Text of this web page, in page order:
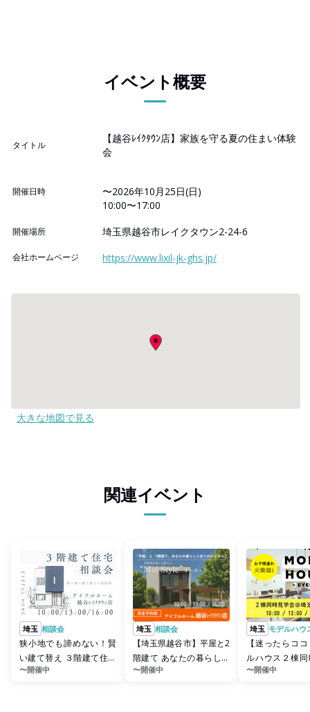
イベント概要
タイトル
【越谷ﾚｲｸﾀｳﾝ店】家族を守る夏の住まい体験
会
開催日時
〜2026年10月25日(日)
10:00〜17:00
開催場所 埼玉県越谷市レイクタウン2-24-6
会社ホームページ https://www.lixil-jk-ghs.jp/
大きな地図で見る
関連イベント
埼玉 相談会
狭小地でも諦めない！賢
い建て替え ３階建て住宅
住まい心地体感会
〜開催中
埼玉 相談会
【埼玉県越谷市】平屋と2
階建て あなたの暮らしに
合うのはどちら？Mid S...
〜開催中
埼玉 モデルハウ
【迷ったらコ
ルハウス２棟
能★アイフルホ
〜開催中